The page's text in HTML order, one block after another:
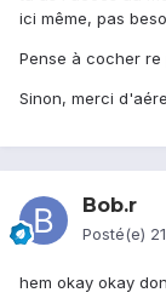
ici même, pas
Pense à cocher re
Sinon, merci
Bob.r
Posté(e)
hem okay okay